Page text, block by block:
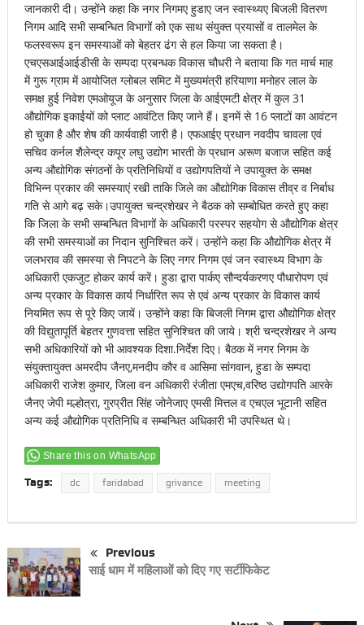
जानकारी दी। उन्होंने कहा कि नगर निगमए हुडाए जन स्वास्थ्यए बिजली वितरण
निगम आदि सभी सम्बन्धित विभागों को एक साथ संयुक्त प्रयासों व तालमेल के
फलस्वरूप इन समस्याओं को बेहतर ढंग से हल किया जा सकता है।
एचएसआईआईडीसी के सम्पदा प्रबन्धक विकास चौधरी ने बताया कि गत मार्च माह
में गुरू ग्राम में आयोजित ग्लोबल समिट में मुख्यमंत्री हरियाणा मनोहर लाल के
समक्ष हुई निवेश एमओयूज के अनुसार जिला के आईएमटी क्षेत्र में कुल 31
औद्योगिक इकाईयों को प्लाट आवंटित किए जाने हैं। इनमें से 16 प्लाटों का आवंटन
हो चुका है और शेष की कार्यवाही जारी है। एफआईए प्रधान नवदीप चावला एवं
सचिव कर्नल शैलेन्द्र कपूर लघु उद्योग भारती के प्रधान अरूण बजाज सहित कई
अन्य औद्योगिक संगठनों के प्रतिनिधियों व उद्योगपतियों ने उपायुक्त के समक्ष
विभिन्न प्रकार की समस्याएं रखी ताकि जिले का औद्योगिक विकास तीव्र व निर्बाध
गति से आगे बढ़ सके।उपायुक्त चन्द्रशेखर ने बैठक को सम्बोधित करते हुए कहा
कि जिला के सभी सम्बन्धित विभागों के अधिकारी परस्पर सहयोग से औद्योगिक क्षेत्र
की सभी समस्याओं का निदान सुनिश्चित करें। उन्होंने कहा कि औद्योगिक क्षेत्र में
जलभराव की समस्या से निपटने के लिए नगर निगम एवं जन स्वास्थ्य विभाग के
अधिकारी एकजुट होकर कार्य करें। हुडा द्वारा पार्कए सौन्दर्यकरणए पौधारोपण एवं
अन्य प्रकार के विकास कार्य निर्धारित रूप से एवं अन्य प्रकार के विकास कार्य
नियमित रूप से पूरे किए जायें। उन्होंने कहा कि बिजली निगम द्वारा औद्योगिक क्षेत्र
की विद्युतापूर्ति बेहतर गुणवत्ता सहित सुनिश्चित की जाये। श्री चन्द्रशेखर ने अन्य
सभी अधिकारियों को भी आवश्यक दिशा.निर्देश दिए। बैठक में नगर निगम के
संयुक्तायुक्त अमरदीप जैनए,मनदीप कौर व आसिमा सांगवान, हुडा के सम्पदा
अधिकारी राजेश कुमार, जिला वन अधिकारी रंजीता एमएच,वरिष्ठ उद्योगपति आरके
जैनए जेपी मल्होत्रा, गुरप्रीत सिंह जोनेजाए एमसी मित्तल व एचएल भूटानी सहित
अन्य कई औद्योगिक प्रतिनिधि व सम्बन्धित अधिकारी भी उपस्थित थे।
Share this on WhatsApp
Tags: dc faridabad grivance meeting
Previous
साई धाम में महिलाओं को दिए गए सर्टीफिकेट